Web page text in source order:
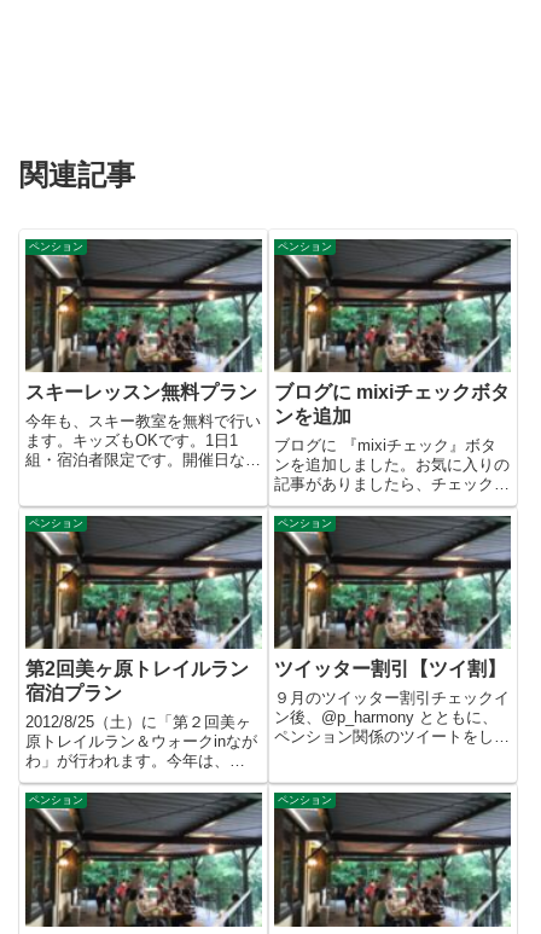
関連記事
ペンション
スキーレッスン無料プラン
今年も、スキー教室を無料で行い
ます。キッズもOKです。1日1
組・宿泊者限定です。開催日など
ペンション
ブログに mixiチェックボタ
ンを追加
ブログに 『mixiチェック』ボタ
ンを追加しました。お気に入りの
記事がありましたら、チェックし
てみてください。mixiへ...
ペンション
第2回美ヶ原トレイルラン
宿泊プラン
2012/8/25（土）に「第２回美ヶ
原トレイルラン＆ウォークinなが
わ」が行われます。今年は、
70km・35km・8k...
ペンション
ツイッター割引【ツイ割】
９月のツイッター割引チェックイ
ン後、@p_harmony とともに、
ペンション関係のツイートをした
ペンション ペンション